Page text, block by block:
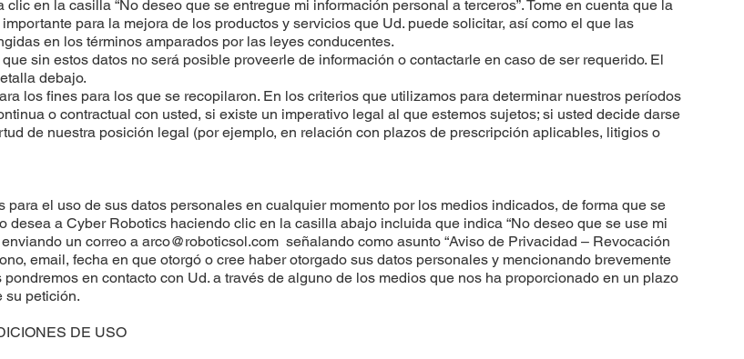
en la casilla “No deseo que se entregue mi información personal a terceros”. Tome en cuenta que la
para la mejora de los productos y servicios que Ud. puede solicitar, así como el que las
en los términos amparados por las leyes conducentes.
sin estos datos no será posible proveerle de información o contactarle en caso de ser requerido. El
debajo.
los fines para los que se recopilaron. En los criterios que utilizamos para determinar nuestros períodos
o contractual con usted, si existe un imperativo legal al que estemos sujetos; si usted decide darse
de nuestra posición legal (por ejemplo, en relación con plazos de prescripción aplicables, litigios o
el uso de sus datos personales en cualquier momento por los medios indicados, de forma que se
a Cyber Robotics haciendo clic en la casilla abajo incluida que indica “No deseo que se use mi
enviando un correo aarco@roboticsol.com señalando como asunto “Aviso de Privacidad – Revocación
email, fecha en que otorgó o cree haber otorgado sus datos personales y mencionando brevemente
en contacto con Ud. a través de alguno de los medios que nos ha proporcionado en un plazo
su petición.
DE USO